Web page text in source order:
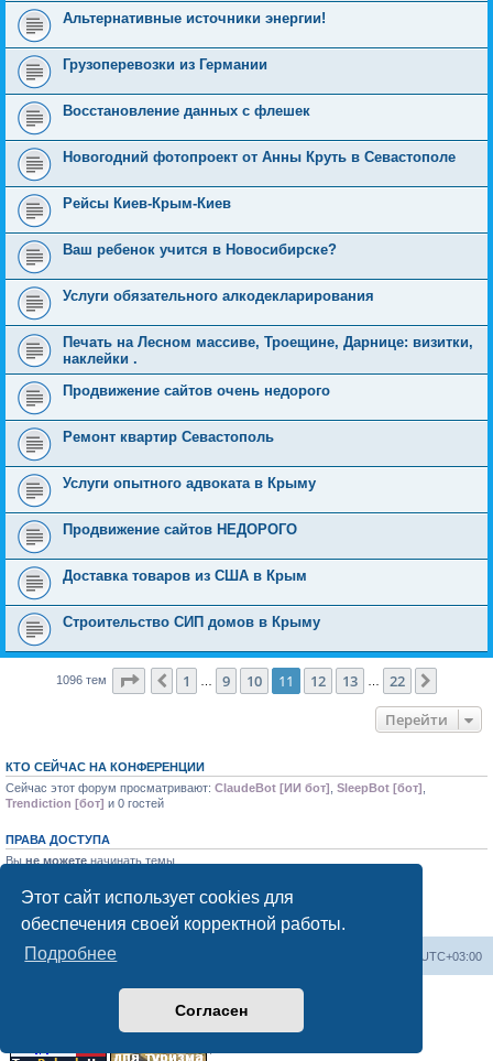
Этот сайт использует cookies для
обеспечения своей корректной работы.
Подробнее
Согласен
Альтернативные источники энергии!
Грузоперевозки из Германии
Восстановление данных с флешек
Новогодний фотопроект от Анны Круть в Севастополе
Рейсы Киев-Крым-Киев
Ваш ребенок учится в Новосибирске?
Услуги обязательного алкодекларирования
Печать на Лесном массиве, Троещине, Дарнице: визитки,
наклейки .
Продвижение сайтов очень недорого
Ремонт квартир Севастополь
Услуги опытного адвоката в Крыму
Продвижение сайтов НЕДОРОГО
Доставка товаров из США в Крым
Строительство СИП домов в Крыму
1096 тем Страница 11 из22
Пред.
1 9 10 11 12 13 22
Перейти
КТО СЕЙЧАС НА КОНФЕРЕНЦИИ
Сейчас этот форум просматривают: ClaudeBot [ИИ бот] SleepBot [бот]
Trendiction [бот] и 0 гостей
ПРАВА ДОСТУПА
Вы не можете начинать темы
Выне можетередактировать свои сообщения
Выне можетеудалять свои сообщения
Выне можетедобавлять вложения
Форум «Весь Крым» UTC+03:00
Создано на основе phpBB® Forum Software © phpBB Limited
Конфиденциальность